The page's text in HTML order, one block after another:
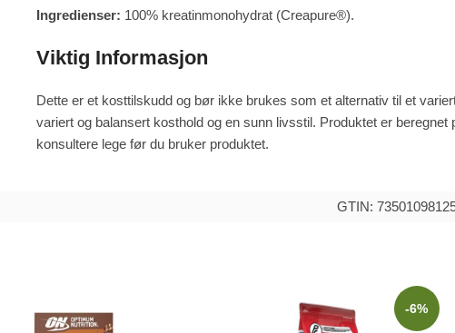
Ingredienser: 100% kreatinmonohydrat (Creapure®).
Viktig Informasjon
Dette er et kosttilskudd og bør ikke brukes som et alternativ til et
variert og balansert kosthold og en sunn livsstil. Produktet er
konsultere lege før du bruker produktet.
GTIN:
-6%